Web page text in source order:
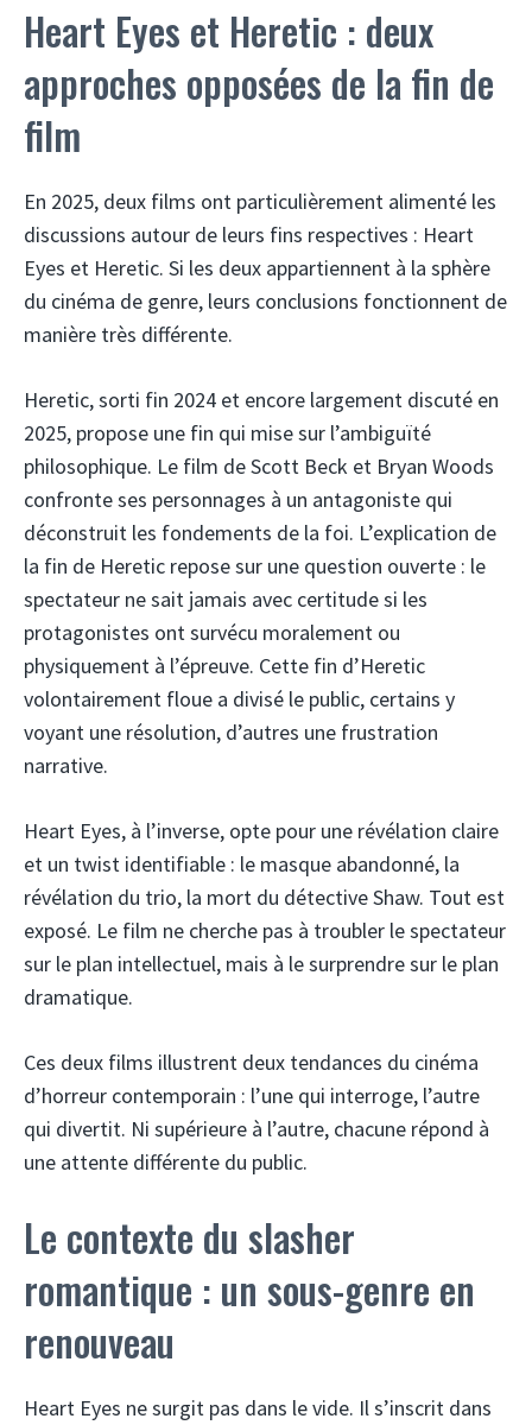
Heart Eyes et Heretic : deux
approches opposées de la fin de
film
En 2025, deux films ont particulièrement alimenté les
discussions autour de leurs fins respectives : Heart
Eyes et Heretic. Si les deux appartiennent à la sphère
du cinéma de genre, leurs conclusions fonctionnent de
manière très différente.
Heretic, sorti fin 2024 et encore largement discuté en
2025, propose une fin qui mise sur l’ambiguïté
philosophique. Le film de Scott Beck et Bryan Woods
confronte ses personnages à un antagoniste qui
déconstruit les fondements de la foi. L’explication de
la fin de Heretic repose sur une question ouverte : le
spectateur ne sait jamais avec certitude si les
protagonistes ont survécu moralement ou
physiquement à l’épreuve. Cette fin d’Heretic
volontairement floue a divisé le public, certains y
voyant une résolution, d’autres une frustration
narrative.
Heart Eyes, à l’inverse, opte pour une révélation claire
et un twist identifiable : le masque abandonné, la
révélation du trio, la mort du détective Shaw. Tout est
exposé. Le film ne cherche pas à troubler le spectateur
sur le plan intellectuel, mais à le surprendre sur le plan
dramatique.
Ces deux films illustrent deux tendances du cinéma
d’horreur contemporain : l’une qui interroge, l’autre
qui divertit. Ni supérieure à l’autre, chacune répond à
une attente différente du public.
Le contexte du slasher
romantique : un sous-genre en
renouveau
Heart Eyes ne surgit pas dans le vide. Il s’inscrit dans